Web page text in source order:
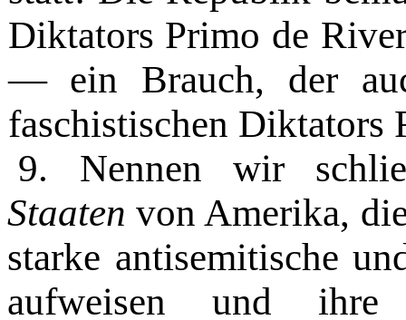
Diktators Primo de
— ein Brauch, der
faschistischen Diktators
9. Nennen wir
Staatenvon Amerika,
starke antisemitische
aufweisen und ihre